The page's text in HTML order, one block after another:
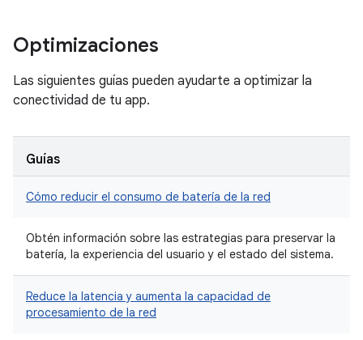
Optimizaciones
Las siguientes guías pueden ayudarte a optimizar la
conectividad de tu app.
Guías
Cómo reducir el consumo de batería de la red
Obtén información sobre las estrategias para preservar la
batería, la experiencia del usuario y el estado del sistema.
Reduce la latencia y aumenta la capacidad de
procesamiento de la red